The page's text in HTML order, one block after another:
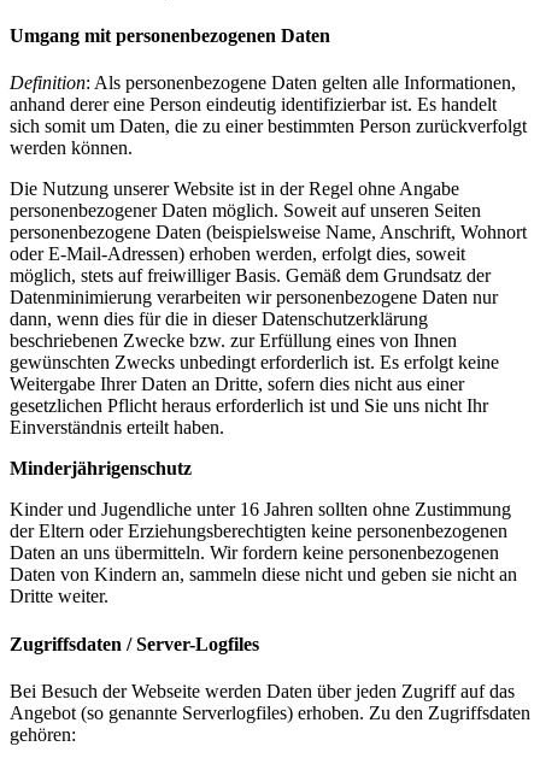
Umgang mit personenbezogenen Daten
Definition: Als personenbezogene Daten gelten alle Informationen,
anhand derer eine Person eindeutig identifizierbar ist. Es handelt
sich somit um Daten, die zu einer bestimmten Person zurückverfolgt
werden können.
Die Nutzung unserer Website ist in der Regel ohne Angabe
personenbezogener Daten möglich. Soweit auf unseren Seiten
personenbezogene Daten (beispielsweise Name, Anschrift, Wohnort
oder E-Mail-Adressen) erhoben werden, erfolgt dies, soweit
möglich, stets auf freiwilliger Basis. Gemäß dem Grundsatz der
Datenminimierung verarbeiten wir personenbezogene Daten nur
dann, wenn dies für die in dieser Datenschutzerklärung
beschriebenen Zwecke bzw. zur Erfüllung eines von Ihnen
gewünschten Zwecks unbedingt erforderlich ist. Es erfolgt keine
Weitergabe Ihrer Daten an Dritte, sofern dies nicht aus einer
gesetzlichen Pflicht heraus erforderlich ist und Sie uns nicht Ihr
Einverständnis erteilt haben.
Minderjährigenschutz
Kinder und Jugendliche unter 16 Jahren sollten ohne Zustimmung
der Eltern oder Erziehungsberechtigten keine personenbezogenen
Daten an uns übermitteln. Wir fordern keine personenbezogenen
Daten von Kindern an, sammeln diese nicht und geben sie nicht an
Dritte weiter.
Zugriffsdaten / Server-Logfiles
Bei Besuch der Webseite werden Daten über jeden Zugriff auf das
Angebot (so genannte Serverlogfiles) erhoben. Zu den Zugriffsdaten
gehören: